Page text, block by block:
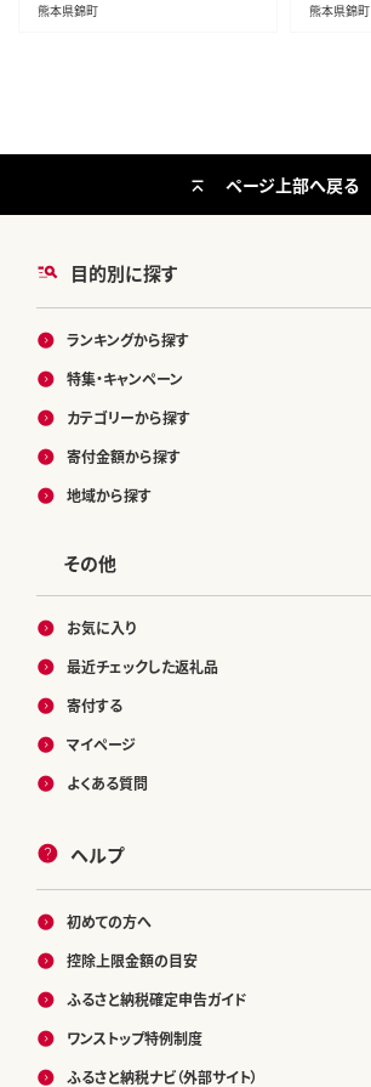
熊本県錦町 熊本県錦町
目的別に探す
ランキングから探す
特集・キャンペーン
カテゴリーから探す
寄付金額から探す
地域から探す
その他
お気に入り
最近チェックした返礼品
寄付する
マイページ
よくある質問
ヘルプ
初めての方へ
控除上限金額の目安
ふるさと納税確定申告ガイド
ワンストップ特例制度
ふるさと納税ナビ（外部サイト）
ページ上部へ戻る